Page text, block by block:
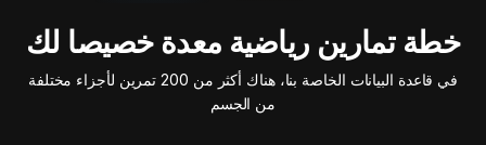
خطة تمارين رياضية معدة خصيصا لك
في قاعدة البيانات الخاصة بنا، هناك أكثر من 200 تمرين لأجزاء مختلفة
من الجسم